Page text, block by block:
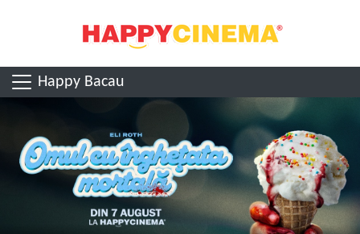
Happy Bacau